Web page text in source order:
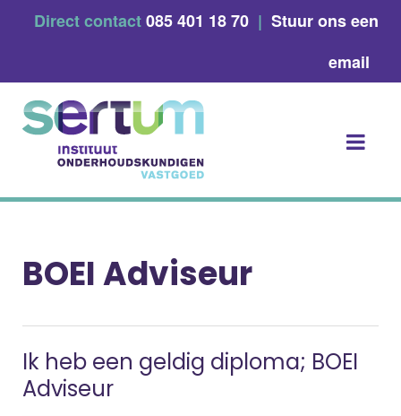
Direct contact085 401 18 70 | Stuur ons een
email
BOEI Adviseur
Ik heb een geldig diploma; BOEI
Adviseur